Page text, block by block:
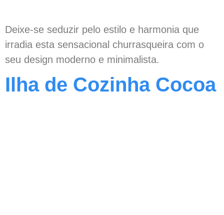
Deixe-se seduzir pelo estilo e harmonia que
irradia esta sensacional churrasqueira com o
seu design moderno e minimalista.
Ilha de Cozinha Cocoa